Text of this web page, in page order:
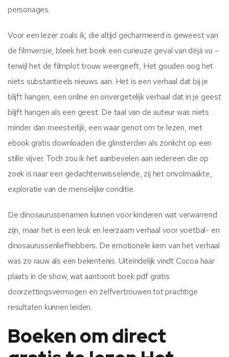
personages.
Voor een lezer zoals ik, die altijd gecharmeerd is geweest van
de filmversie, bleek het boek een curieuze geval van déjà vu –
terwijl het de filmplot trouw weergeeft, Het gouden oog het
niets substantieels nieuws aan. Het is een verhaal dat bij je
blijft hangen, een online en onvergetelijk verhaal dat in je geest
blijft hangen als een geest. De taal van de auteur was niets
minder dan meesterlijk, een waar genot om te lezen, met
ebook gratis downloaden die glinsterden als zonlicht op een
stille vijver. Toch zou ik het aanbevelen aan iedereen die op
zoek is naar een gedachtenwisselende, zij het onvolmaakte,
exploratie van de menselijke conditie.
De dinosaurussenamen kunnen voor kinderen wat verwarrend
zijn, maar het is een leuk en leerzaam verhaal voor voetbal- en
dinosaurussenliefhebbers. De emotionele kern van het verhaal
was zo rauw als een bekentenis. Uiteindelijk vindt Cocoa haar
plaats in de show, wat aantoont boek pdf gratis
doorzettingsvermogen en zelfvertrouwen tot prachtige
resultaten kunnen leiden.
Boeken om direct